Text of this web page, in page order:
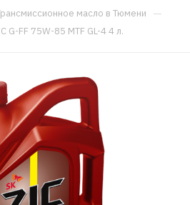
масло в Тюмени —
G-FF 75W-85 MTF GL-4 4 л.